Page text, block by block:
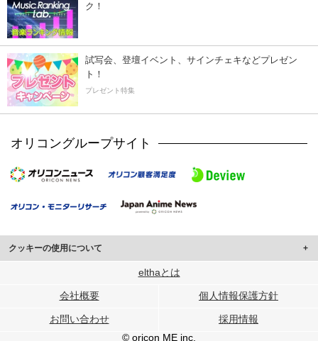
ク！
試写会、登壇イベント、サインチェキなどプレゼン
ト！
プレゼント特集
オリコングループサイト
クッキーの使用について
このサイトでは Cookie を使用して、ユーザーに合わせたコンテンツや広告の
行っています。
メディアや広告配信、データ解析の各パートナーに提供しています。
各パートナーは、この情報とユーザーが各パートナーに提供した他の情報や、
elthaとは
会社概要 個人情報保護方針
お問い合わせ
採用情報
© oricon ME inc.